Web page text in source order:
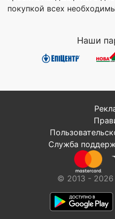
покупкой всех
Наши
Служба
© 2013 - 2026